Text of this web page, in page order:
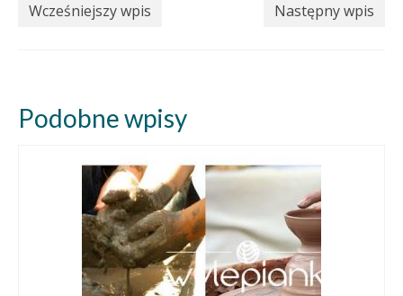
Wcześniejszy wpis Następny wpis
Podobne wpisy